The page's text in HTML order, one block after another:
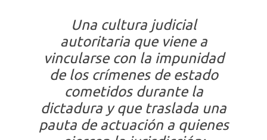
Una cultura judicial
autoritaria que viene a
vincularse con la impunidad
de los crímenes de estado
cometidos durante la
dictadura y que traslada una
pauta de actuación a quienes